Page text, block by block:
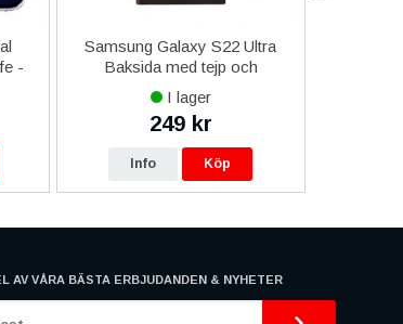
-
Samsung Galaxy S22 Ultra
Baksida med tejp och
kameralins OEM - Vinröd
I lager
249 kr
Info Köp
AV VÅRA BÄSTA ERBJUDANDEN & NYHETER